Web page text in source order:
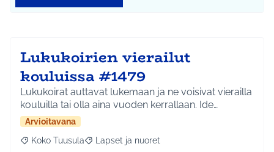
Lukukoirien vierailut
kouluissa #1479
Lukukoirat auttavat lukemaan ja ne voisivat vierailla
kouluilla tai olla aina vuoden kerrallaan. Ide…
Arvioitavana
Rajaa tulokset aihepiirin mukaan: Koko Tuusula
Koko Tuusula Rajaa tulokset teeman mukaan: Lapset ja
Lapset ja nuoret